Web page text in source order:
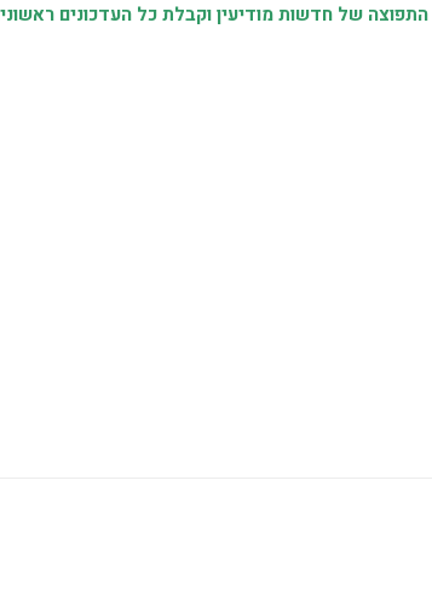
של חדשות מודיעין וקבלת כל העדכונים